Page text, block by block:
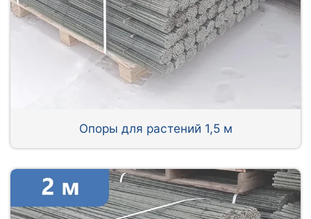
Опоры для растений 1,5 м